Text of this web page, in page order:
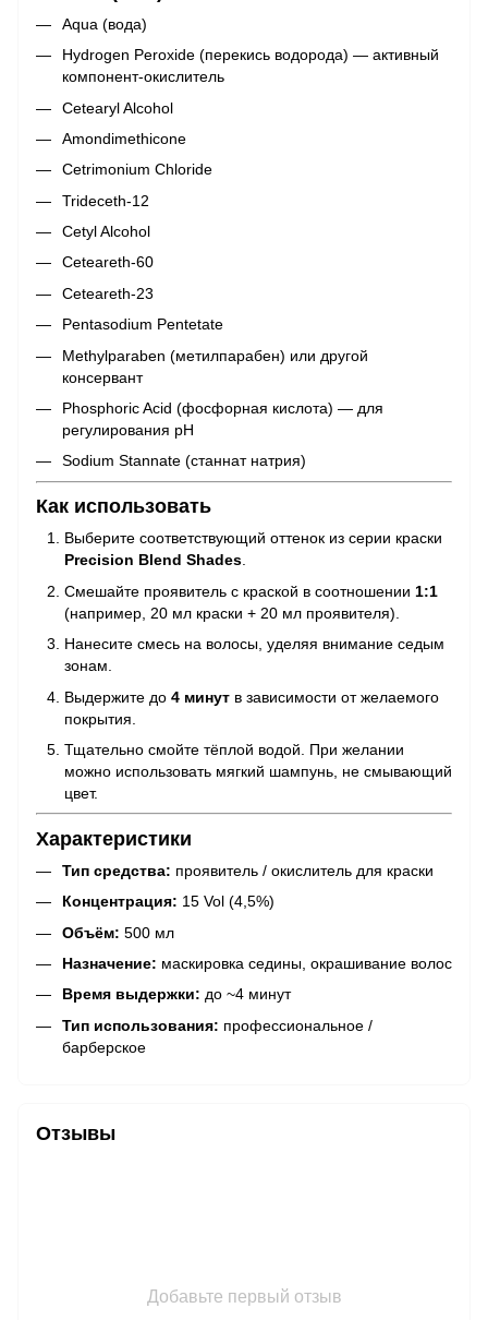
Aqua (вода)
Hydrogen Peroxide (перекись водорода) — активный
компонент-окислитель
Cetearyl Alcohol
Amondimethicone
Cetrimonium Chloride
Trideceth-12
Cetyl Alcohol
Ceteareth-60
Ceteareth-23
Pentasodium Pentetate
Methylparaben (метилпарабен) или другой
консервант
Phosphoric Acid (фосфорная кислота) — для
регулирования pH
Sodium Stannate (станнат натрия)
Как использовать
Выберите соответствующий оттенок из серии краски
Precision Blend Shades.
Смешайте проявитель с краской в соотношении 1:1
(например, 20 мл краски + 20 мл проявителя).
Нанесите смесь на волосы, уделяя внимание седым
зонам.
Выдержите до 4 минут в зависимости от желаемого
покрытия.
Тщательно смойте тёплой водой. При желании
можно использовать мягкий шампунь, не смывающий
цвет.
Характеристики
Тип средства: проявитель / окислитель для краски
Концентрация: 15 Vol (4,5%)
Объём: 500 мл
Назначение: маскировка седины, окрашивание волос
Время выдержки: до ~4 минут
Тип использования: профессиональное /
барберское
Отзывы
Добавьте первый отзыв